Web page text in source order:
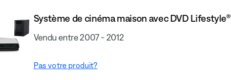
Système de cinéma maison avec DVD
Vendu entre 2007 - 2012
Pas votre produit?